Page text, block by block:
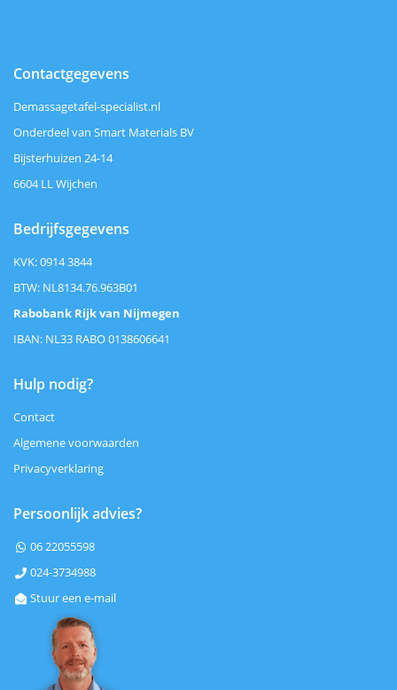
Contactgegevens
Demassagetafel-specialist.nl
Onderdeel van Smart Materials BV
Bijsterhuizen 24-14
6604 LL Wijchen
Bedrijfsgegevens
KVK: 0914 3844
BTW: NL8134.76.963B01
Rabobank Rijk van Nijmegen
IBAN: NL33 RABO 0138606641
Hulp nodig?
Contact
Algemene voorwaarden
Privacyverklaring
Persoonlijk advies?
 06 22055598
 024-3734988
 Stuur een e-mail